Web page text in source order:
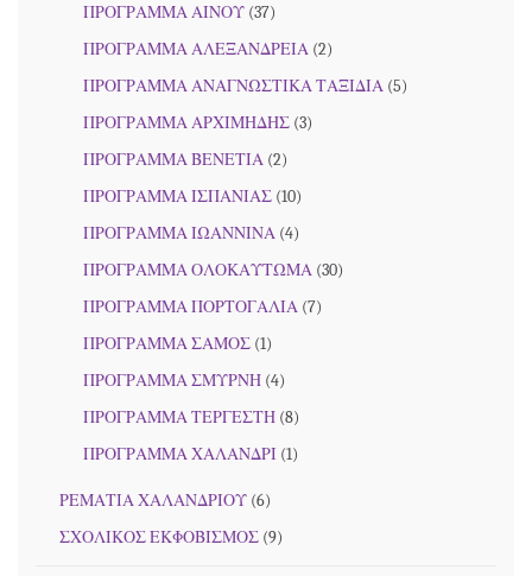
ΠΡΟΓΡΑΜΜΑ ΑΙΝΟΥ (37)
ΠΡΟΓΡΑΜΜΑ ΑΛΕΞΑΝΔΡΕΙΑ (2)
ΠΡΟΓΡΑΜΜΑ ΑΝΑΓΝΩΣΤΙΚΑ ΤΑΞΙΔΙΑ (5)
ΠΡΟΓΡΑΜΜΑ ΑΡΧΙΜΗΔΗΣ (3)
ΠΡΟΓΡΑΜΜΑ ΒΕΝΕΤΙΑ (2)
ΠΡΟΓΡΑΜΜΑ ΙΣΠΑΝΙΑΣ (10)
ΠΡΟΓΡΑΜΜΑ ΙΩΑΝΝΙΝΑ (4)
ΠΡΟΓΡΑΜΜΑ ΟΛΟΚΑΥΤΩΜΑ (30)
ΠΡΟΓΡΑΜΜΑ ΠΟΡΤΟΓΑΛΙΑ (7)
ΠΡΟΓΡΑΜΜΑ ΣΑΜΟΣ (1)
ΠΡΟΓΡΑΜΜΑ ΣΜΥΡΝΗ (4)
ΠΡΟΓΡΑΜΜΑ ΤΕΡΓΕΣΤΗ (8)
ΠΡΟΓΡΑΜΜΑ ΧΑΛΑΝΔΡΙ (1)
ΡΕΜΑΤΙΑ ΧΑΛΑΝΔΡΙΟΥ (6)
ΣΧΟΛΙΚΟΣ ΕΚΦΟΒΙΣΜΟΣ (9)